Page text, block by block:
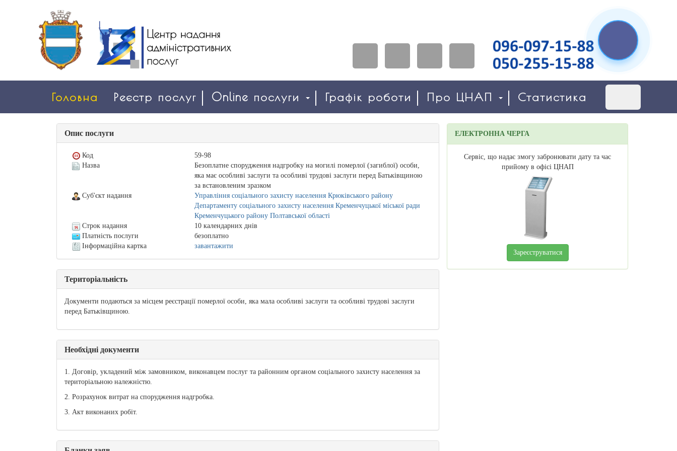
Головна Реєстр послуг Online послуги Графік роботи Про ЦНАП Статистика
Опис послуги
Код
59-98
Назва
Безоплатне спорудження надгробку на могилі померлої (загиблої) особи,
яка має особливі заслуги та особливі трудові заслуги перед Батьківщиною
за встановленим зразком
Суб'єкт надання
Управління соціального захисту населення Крюківського району
Департаменту соціального захисту населення Кременчуцької міської ради
Кременчуцького району Полтавської області
Строк надання
10 календарних днів
Платність послуги
безоплатно
Інформаційна картка
завантажити
Територіальність
Документи подаються за місцем реєстрації померлої особи, яка мала особливі заслуги та особливі трудові заслуги
перед Батьківщиною.
Необхідні документи
1. Договір, укладений між замовником, виконавцем послуг та районним органом соціального захисту населення за
територіальною належністю.
2. Розрахунок витрат на спорудження надгробка.
3. Акт виконаних робіт.
ЕЛЕКТРОННА ЧЕРГА
Сервіс, що надає змогу забронювати дату та час
прийому в офісі ЦНАП
Зареєструватися